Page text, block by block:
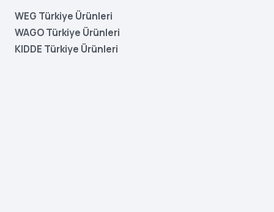
WEG Türkiye Ürünleri
WAGO Türkiye Ürünleri
KIDDE Türkiye Ürünleri